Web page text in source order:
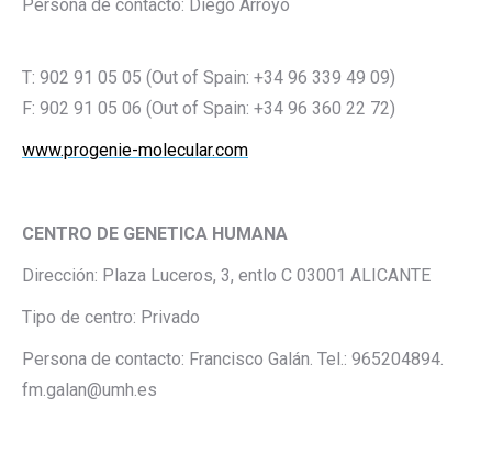
Persona de contacto: Diego Arroyo
T: 902 91 05 05 (Out of Spain: +34 96 339 49 09)
F: 902 91 05 06 (Out of Spain: +34 96 360 22 72)
www.progenie-molecular.com
CENTRO DE GENETICA HUMANA
Dirección: Plaza Luceros, 3, entlo C 03001 ALICANTE
Tipo de centro: Privado
Persona de contacto: Francisco Galán. Tel.: 965204894.
fm.galan@umh.es